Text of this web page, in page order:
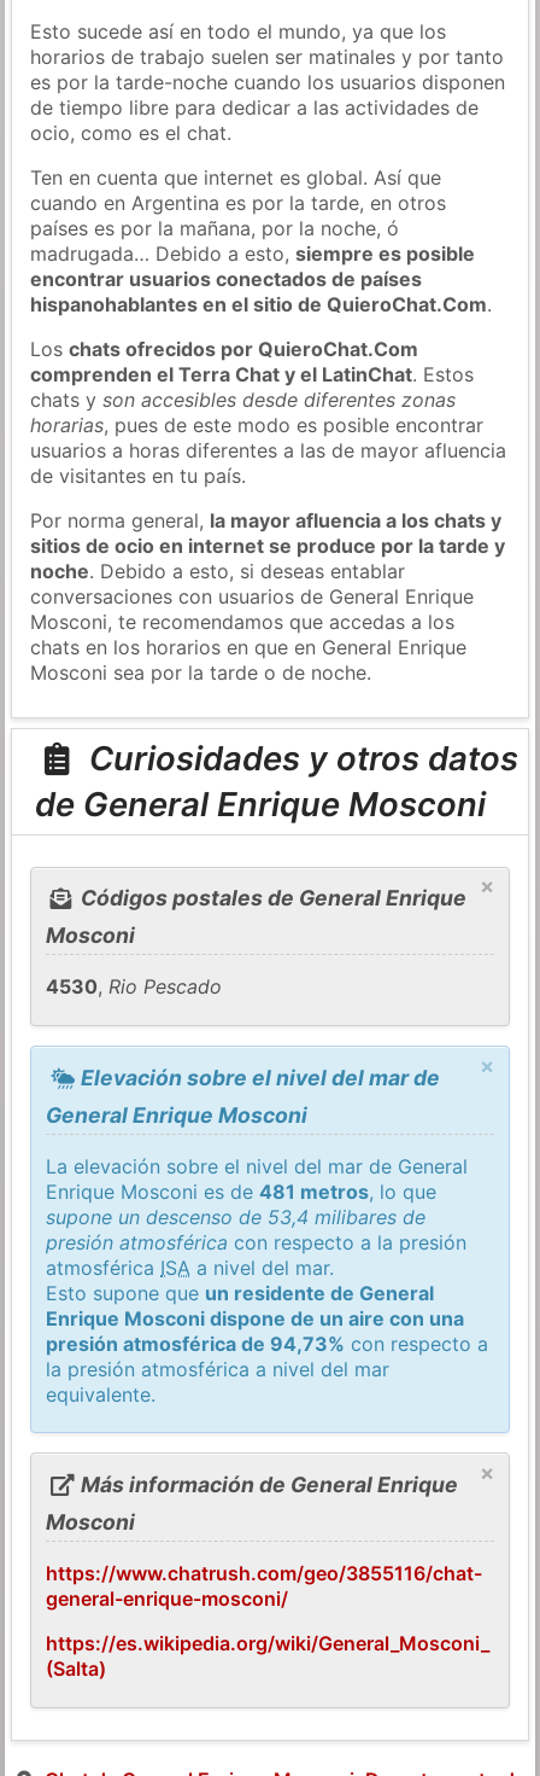
Esto sucede así en todo el mundo, ya que los
horarios de trabajo suelen ser matinales y por tanto
es por la tarde-noche cuando los usuarios disponen
de tiempo libre para dedicar a las actividades de
ocio, como es el chat.
Ten en cuenta que internet es global. Así que
cuando en Argentina es por la tarde, en otros
países es por la mañana, por la noche, ó
madrugada… Debido a esto,siempre es posible
encontrar usuarios conectados de países
hispanohablantes en el sitio de QuieroChat.Com.
Loschats ofrecidos por QuieroChat.Com
comprenden el Terra Chat y el LatinChat. Estos
chats yson accesibles desde diferentes zonas
horarias, pues de este modo es posible encontrar
usuarios a horas diferentes a las de mayor afluencia
de visitantes en tu país.
Por norma general, la mayor afluencia a los chats y
sitios de ocio en internet se produce por la tarde y
noche. Debido a esto, si deseas entablar
conversaciones con usuarios de General Enrique
Mosconi, te recomendamos que accedas a los
chats en los horarios en que en General Enrique
Mosconi sea por la tarde o de noche.
Curiosidades y otros datos
de General Enrique Mosconi
×
Códigos postales de General Enrique
Mosconi
4530,Rio Pescado
×
Elevación sobre el nivel del mar de
General Enrique Mosconi
La elevación sobre el nivel del mar de General
Enrique Mosconi es de481 metros, lo que
supone un descenso de 53,4 milibares de
presión atmosférica con respecto a la presión
atmosférica ISA a nivel del mar.
Esto supone que un residente de General
Enrique Mosconi dispone de un aire con una
presión atmosférica de 94,73% con respecto a
la presión atmosférica a nivel del mar
equivalente.
×
Más información de General Enrique
Mosconi
https://www.chatrush.com/geo/3855116/chat-
general-enrique-mosconi/
https://es.wikipedia.org/wiki/General_Mosconi_
(Salta)